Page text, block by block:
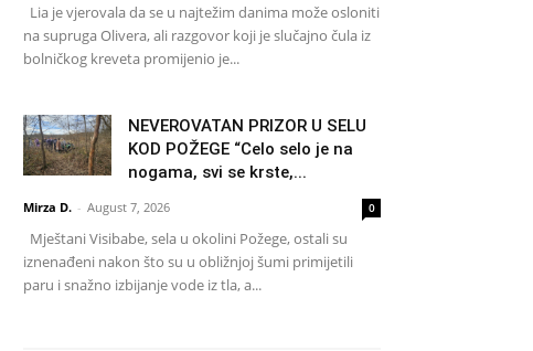
Lia je vjerovala da se u najtežim danima može osloniti
na supruga Olivera, ali razgovor koji je slučajno čula iz
bolničkog kreveta promijenio je...
NEVEROVATAN PRIZOR U SELU
KOD POŽEGE “Celo selo je na
nogama, svi se krste,...
Mirza D. - August 7, 2026 0
Mještani Visibabe, sela u okolini Požege, ostali su
iznenađeni nakon što su u obližnjoj šumi primijetili
paru i snažno izbijanje vode iz tla, a...